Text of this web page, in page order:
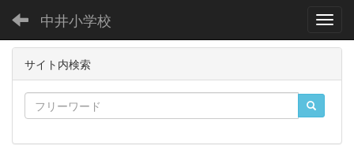
中井小学校
サイト内検索